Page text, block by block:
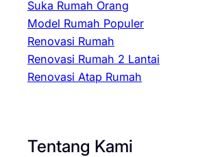
Suka Rumah Orang
Model Rumah Populer
Renovasi Rumah
Renovasi Rumah 2 Lantai
Renovasi Atap Rumah
Tentang Kami